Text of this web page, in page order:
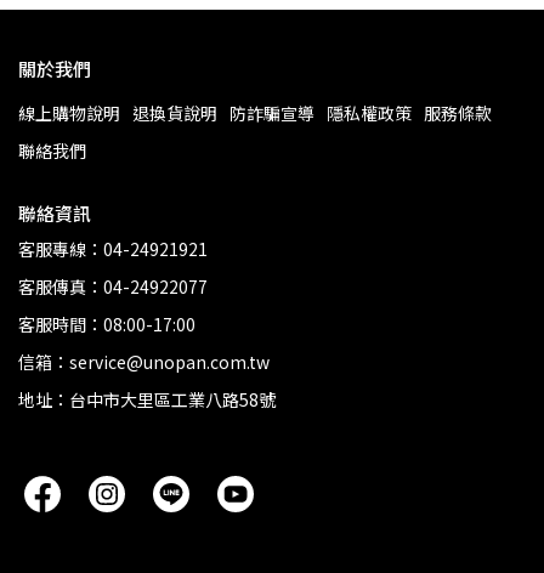
關於我們
線上購物說明 退換貨說明 防詐騙宣導 隱私權政策 服務條款
聯絡我們
聯絡資訊
客服專線：04-24921921
客服傳真：04-24922077
客服時間：08:00-17:00
信箱：service@unopan.com.tw
地址：台中市大里區工業八路58號